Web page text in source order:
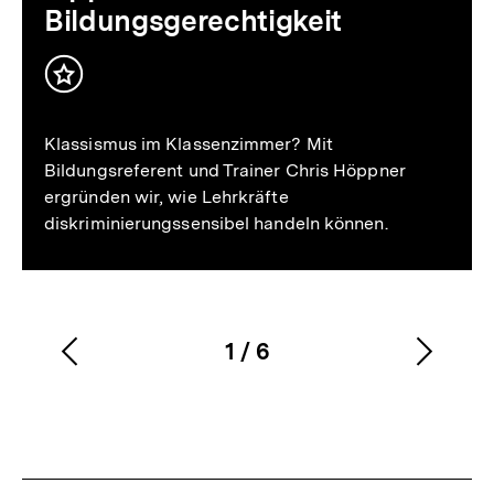
Bildungsgerechtigkeit
Inhalt
Klassismus im Klassenzimmer? Mit
Bildungsreferent und Trainer Chris Höppner
ergründen wir, wie Lehrkräfte
diskriminierungssensibel handeln können.
Karussellinhalt
1
von
/ 6
Vorherigen